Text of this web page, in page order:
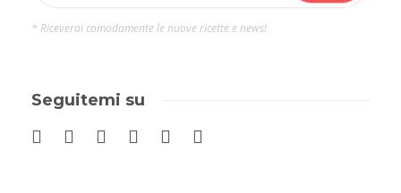
* Riceverai comodamente le nuove ricette e news!
Seguitemi su